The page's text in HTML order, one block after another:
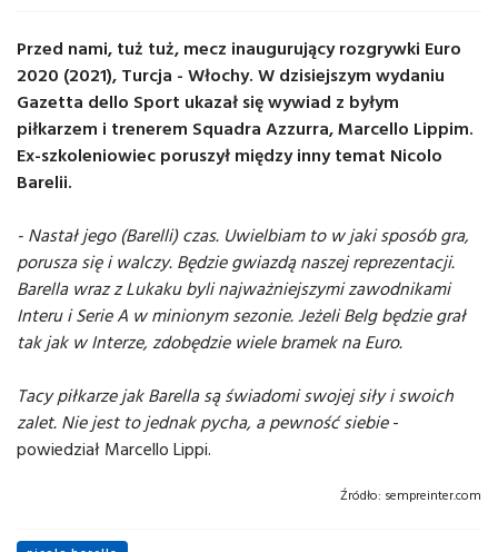
Przed nami, tuż tuż, mecz inaugurujący rozgrywki Euro
2020 (2021), Turcja - Włochy. W dzisiejszym wydaniu
Gazetta dello Sport ukazał się wywiad z byłym
piłkarzem i trenerem Squadra Azzurra, Marcello Lippim.
Ex-szkoleniowiec poruszył między inny temat Nicolo
Barelii.
- Nastał jego (Barelli) czas. Uwielbiam to w jaki sposób gra,
porusza się i walczy. Będzie gwiazdą naszej reprezentacji.
Barella wraz z Lukaku byli najważniejszymi zawodnikami
Interu i Serie A w minionym sezonie. Jeżeli Belg będzie grał
tak jak w Interze, zdobędzie wiele bramek na Euro.
Tacy piłkarze jak Barella są świadomi swojej siły i swoich
zalet. Nie jest to jednak pycha, a pewność siebie-
powiedział Marcello Lippi.
Źródło: sempreinter.com